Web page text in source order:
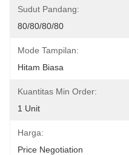
Sudut Pandang:
80/80/80/80
Mode Tampilan:
Hitam Biasa
Kuantitas Min Order:
1 Unit
Harga:
Price Negotiation